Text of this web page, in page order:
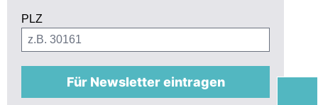
PLZ
Für Newsletter eintragen